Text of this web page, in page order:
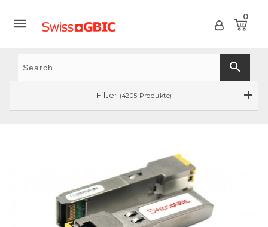
 0
search
Filter (4205 Produkte)